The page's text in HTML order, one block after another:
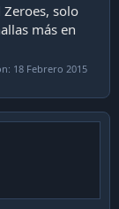
solo
más en
18 Febrero 2015